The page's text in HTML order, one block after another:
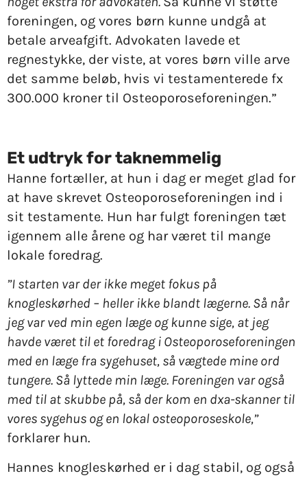
foreningen, og vores børn kunne undgå at
betale arveafgift. Advokaten lavede et
regnestykke, der viste, at vores børn ville arve
det samme beløb, hvis vi testamenterede fx
300.000 kroner til Osteoporoseforeningen.”
Et udtryk for taknemmelig
Hanne fortæller, at hun i dag er meget glad for
at have skrevet Osteoporoseforeningen ind i
sit testamente. Hun har fulgt foreningen tæt
igennem alle årene og har været til mange
lokale foredrag.
”I starten var der ikke meget fokus på
knogleskørhed – heller ikke blandt lægerne. Så når
jeg var ved min egen læge og kunne sige, at jeg
havde været til et foredrag i Osteoporoseforeningen
med en læge fra sygehuset, så vægtede mine ord
tungere. Så lyttede min læge. Foreningen var også
med til at skubbe på, så der kom en dxa-skanner til
vores sygehus og en lokal osteoporoseskole,”
forklarer hun.
Hannes knogleskørhed er i dag stabil, og også